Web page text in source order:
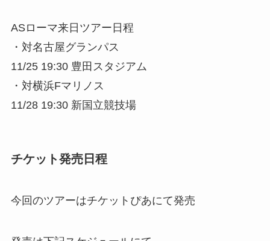
ASローマ来日ツアー日程
・対名古屋グランパス
11/25 19:30 豊田スタジアム
・対横浜Fマリノス
11/28 19:30 新国立競技場
チケット発売日程
今回のツアーはチケットぴあにて発売